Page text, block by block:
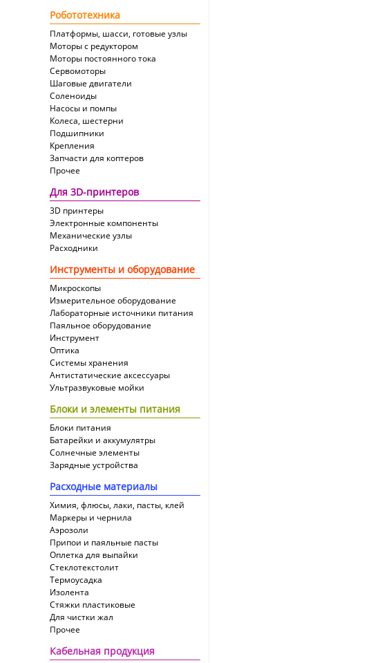
Робототехника
Платформы, шасси, готовые узлы
Моторы с редуктором
Моторы постоянного тока
Сервомоторы
Шаговые двигатели
Соленоиды
Насосы и помпы
Колеса, шестерни
Подшипники
Крепления
Запчасти для коптеров
Прочее
Для 3D-принтеров
3D принтеры
Электронные компоненты
Механические узлы
Расходники
Инструменты и оборудование
Микроскопы
Измерительное оборудование
Лабораторные источники питания
Паяльное оборудование
Инструмент
Оптика
Системы хранения
Антистатические аксессуары
Ультразвуковые мойки
Блоки и элементы питания
Блоки питания
Батарейки и аккумулятры
Солнечные элементы
Зарядные устройства
Расходные материалы
Химия, флюсы, лаки, пасты, клей
Маркеры и чернила
Аэрозоли
Припои и паяльные пасты
Оплетка для выпайки
Cтеклотекстолит
Термоусадка
Изолента
Стяжки пластиковые
Для чистки жал
Прочее
Кабельная продукция